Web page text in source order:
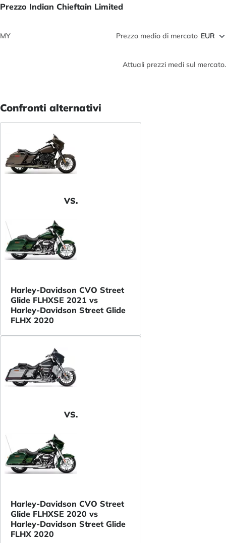
Prezzo Indian Chieftain Limited
MY Prezzo medio di mercato
Attuali prezzi medi sul mercato.
Confronti alternativi
VS.
Harley-Davidson CVO Street
Glide FLHXSE 2021 vs
Harley-Davidson Street Glide
FLHX 2020
VS.
Harley-Davidson CVO Street
Glide FLHXSE 2020 vs
Harley-Davidson Street Glide
FLHX 2020